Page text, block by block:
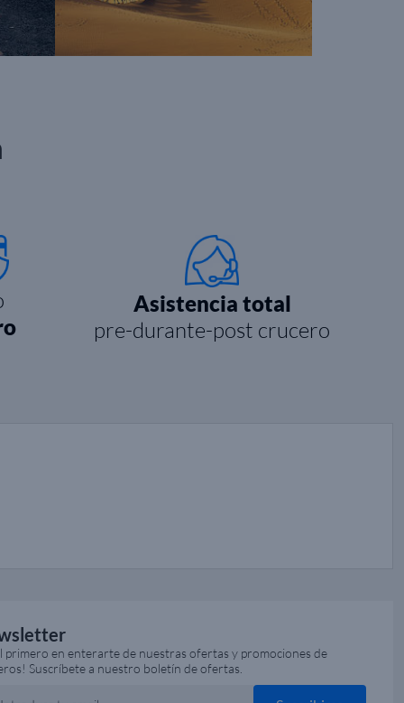
Asistencia total
pre-durante-post crucero
primero en enterarte de nuestras ofertas y promociones de
Suscríbete a nuestro boletín de ofertas.